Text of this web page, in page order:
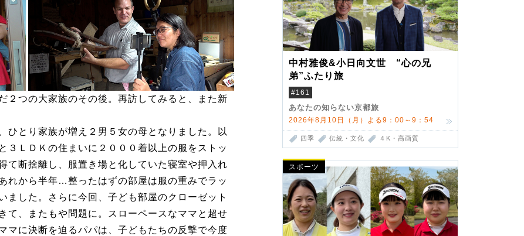
中村雅俊&小日向文世 “心の兄
弟”ふたり旅
#161
あなたの知らない京都旅
2026年8月10日（月）よる9：00～9：54
四季 伝統・文化 ４K・高画質
スポーツ
２つの大家族のその後。再訪してみると、また新
ひとり家族が増え２男５女の母となりました。以
３ＬＤＫの住まいに２０００着以上の服をストッ
て断捨離し、服置き場と化していた寝室や押入れ
れから半年…整ったはずの部屋は服の重みでラッ
ました。さらに今回、子ども部屋のクローゼット
て、またもや問題に。スローペースなママと超せ
マに決断を迫るパパは、子どもたちの反撃で今度